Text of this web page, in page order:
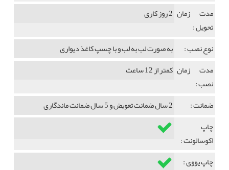
مدت زمان
تحویل :
2 روز کاری
نوع نصب :
به صورت لب به لب و با چسپ کاغذ دیواری
مدت زمان
نصب :
کمتر از 12 ساعت
ضمانت :
2 سال ضمانت تعویض و 5 سال ضمانت ماندگاری
چاپ
اکوسالونت :
چاپ یووی :